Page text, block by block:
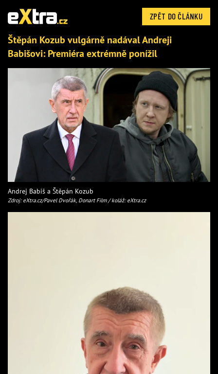
ZPĚT DO ČLÁNKU
Štěpán Kozub vulgárně nadával Andreji
Babišovi: Premiéra extrémně ponížil
Andrej Babiš a Štěpán Kozub
Zdroj: eXtra.cz/Pavel Dvořák, Donart Film / koláž: eXtra.cz